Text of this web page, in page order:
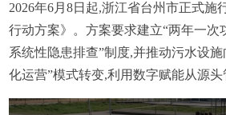
2026年6月8日起,浙江省台州市正式施
行动方案》。方案要求建立“两年一次
系统性隐患排查”制度,并推动污水设
化运营”模式转变,利用数字赋能从源头